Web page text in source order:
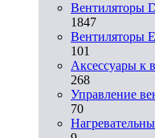
Вентиляторы
1847
Вентиляторы
101
Аксессуары к
268
Управление
70